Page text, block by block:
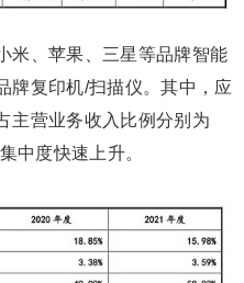
米、苹果、三星等品牌智能
牌复印机/扫描仪。其中，应
主营业务收入比例分别为
中度快速上升。